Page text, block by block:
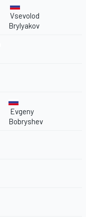
Vsevolod
Brylyakov
Evgeny
Bobryshev